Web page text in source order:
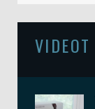
VIDEOT